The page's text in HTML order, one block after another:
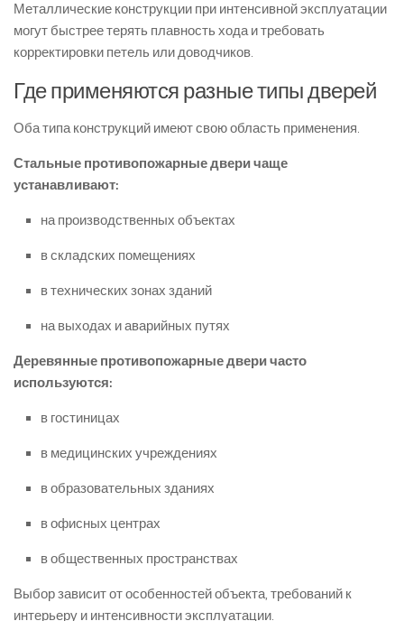
Металлические конструкции при интенсивной эксплуатации
могут быстрее терять плавность хода и требовать
корректировки петель или доводчиков.
Где применяются разные типы дверей
Оба типа конструкций имеют свою область применения.
Стальные противопожарные двери чаще
устанавливают:
на производственных объектах
в складских помещениях
в технических зонах зданий
на выходах и аварийных путях
Деревянные противопожарные двери часто
используются:
в гостиницах
в медицинских учреждениях
в образовательных зданиях
в офисных центрах
в общественных пространствах
Выбор зависит от особенностей объекта, требований к
интерьеру и интенсивности эксплуатации.